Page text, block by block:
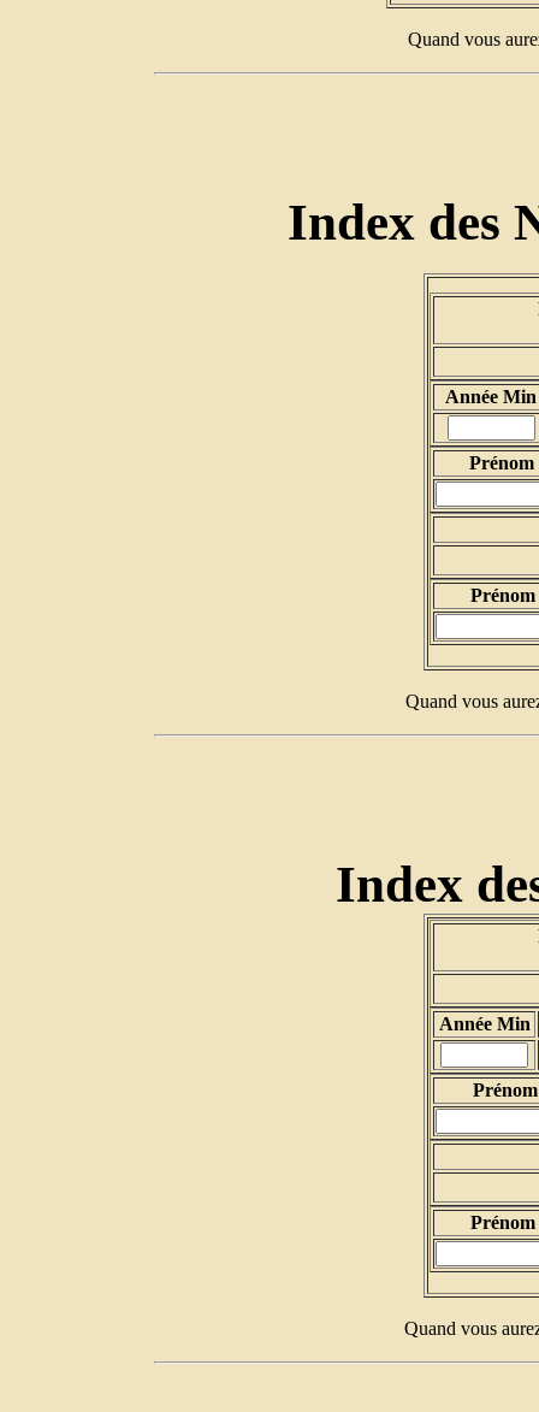
Quand vous
Index des
Année Min
Prénom
Prénom
Quand vous
Index
Année Min
Prénom
Quand vous